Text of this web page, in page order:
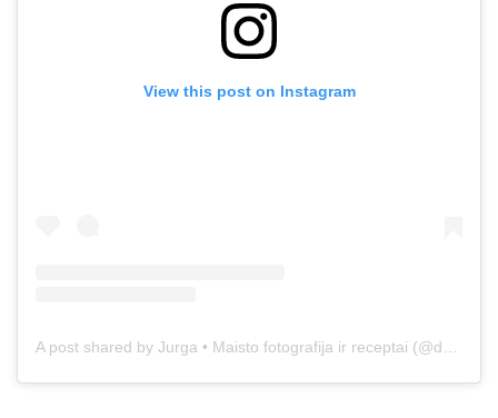
View this post on Instagram
A post shared by Jurga • Maisto fotografija ir receptai (@duonos.ir.zaidimu)